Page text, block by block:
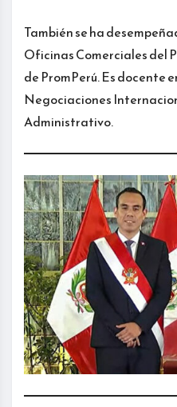
También se ha
Oficinas Comerciales del
de PromPerú. Es docente
Negociaciones
Administrativo.